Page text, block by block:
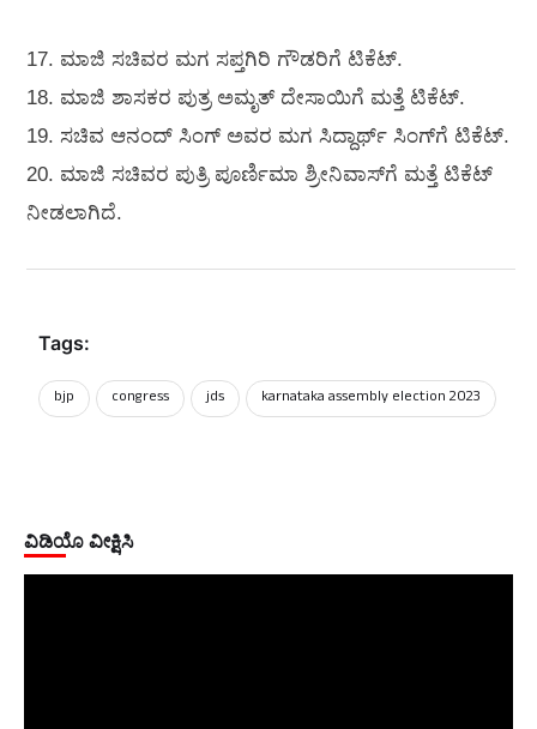
17. ಮಾಜಿ ಸಚಿವರ ಮಗ ಸಪ್ತಗಿರಿ ಗೌಡರಿಗೆ ಟಿಕೆಟ್.
18. ಮಾಜಿ ಶಾಸಕರ ಪುತ್ರ ಅಮೃತ್ ದೇಸಾಯಿಗೆ ಮತ್ತೆ ಟಿಕೆಟ್.
19. ಸಚಿವ ಆನಂದ್ ಸಿಂಗ್ ಅವರ ಮಗ ಸಿದ್ದಾರ್ಥ್ ಸಿಂಗ್‌ಗೆ ಟಿಕೆಟ್.
20. ಮಾಜಿ ಸಚಿವರ ಪುತ್ರಿ ಪೂರ್ಣಿಮಾ ಶ್ರೀನಿವಾಸ್‌ಗೆ ಮತ್ತೆ ಟಿಕೆಟ್
ನೀಡಲಾಗಿದೆ.
Tags:
bjp congress ‌jds karnataka assembly election 2023
ವಿಡಿಯೊ ವೀಕ್ಷಿಸಿ